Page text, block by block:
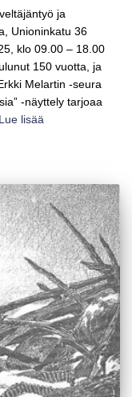
ja
Unioninkatu 36
klo 09.00 – 18.00
150 vuotta, ja
Melartin -seura
-näyttely tarjoaa
Lue lisää